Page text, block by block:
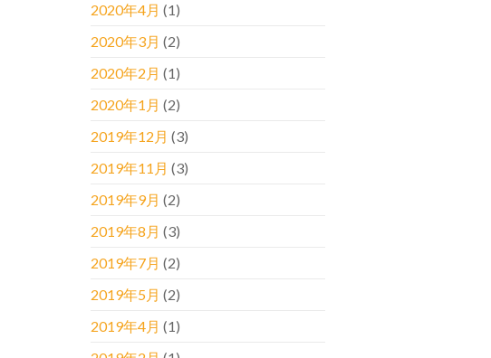
2020年4月 (1)
2020年3月 (2)
2020年2月 (1)
2020年1月 (2)
2019年12月 (3)
2019年11月 (3)
2019年9月 (2)
2019年8月 (3)
2019年7月 (2)
2019年5月 (2)
2019年4月 (1)